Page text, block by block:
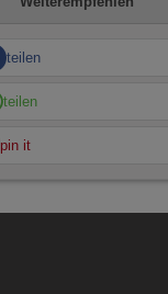
teilen
teilen
pin it